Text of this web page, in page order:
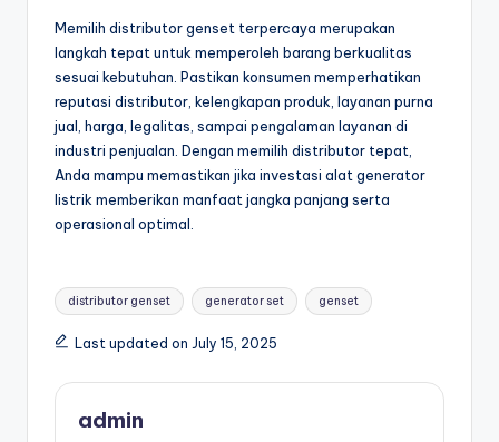
Memilih distributor genset terpercaya merupakan
langkah tepat untuk memperoleh barang berkualitas
sesuai kebutuhan. Pastikan konsumen memperhatikan
reputasi distributor, kelengkapan produk, layanan purna
jual, harga, legalitas, sampai pengalaman layanan di
industri penjualan. Dengan memilih distributor tepat,
Anda mampu memastikan jika investasi alat generator
listrik memberikan manfaat jangka panjang serta
operasional optimal.
Tags:
distributor genset generator set genset
Last updated on July 15, 2025
admin